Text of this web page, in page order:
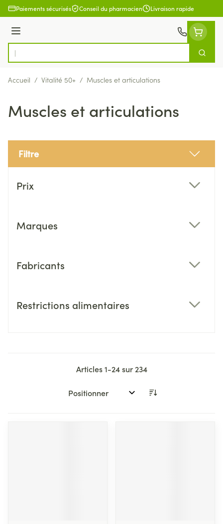
Aller au contenu
Paiements sécurisés Conseil du pharmacien Livraison rapide
Menu
Rechercher
Accueil / Vitalité 50+ / Muscles et articulations
Muscles et articulations
Filtre
Prix
Marques
Fabricants
Restrictions alimentaires
Articles1-24sur 234
Trier par: